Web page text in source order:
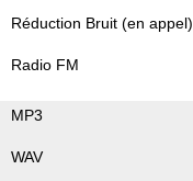
Réduction Bruit (en appel)
Radio FM
MP3
WAV